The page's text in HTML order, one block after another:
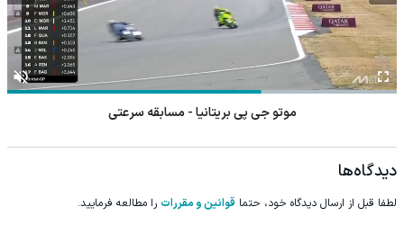
موتو جی پی بریتانیا - مسابقه سرعتی
دیدگاه‌ها
لطفا قبل از ارسال دیدگاه خود، حتما قوانین و مقررات را مطالعه فرمایید.